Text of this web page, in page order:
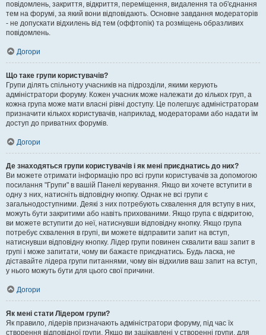
повідомлень, закриття, відкриття, переміщення, видалення та об'єднання
тем на форумі, за який вони відповідають. Основне завдання модераторів
- не допускати відхилень від тем (оффтопік) та розміщень образливих
повідомлень.
Догори
Що таке групи користувачів?
Групи ділять спільноту учасників на підрозділи, якими керують
адміністратори форуму. Кожен учасник може належати до кількох груп, а
кожна група може мати власні рівні доступу. Це полегшує адміністраторам
призначити кількох користувачів, наприклад, модераторами або надати їм
доступ до приватних форумів.
Догори
Де знаходяться групи користувачів і як мені приєднатись до них?
Ви можете отримати інформацію про всі групи користувачів за допомогою
посилання "Групи" в вашій Панелі керування. Якщо ви хочете вступити в
одну з них, натисніть відповідну кнопку. Однак не всі групи є
загальнодоступними. Деякі з них потребують схвалення для вступу в них,
можуть бути закритими або навіть прихованими. Якщо група є відкритою,
ви можете вступити до неї, натиснувши відповідну кнопку. Якщо група
потребує схвалення в групі, ви можете відправити запит на вступ,
натиснувши відповідну кнопку. Лідер групи повинен схвалити ваш запит в
групі і може запитати, чому ви бажаєте приєднатись. Будь ласка, не
діставайте лідера групи питаннями, чому він відхилив ваш запит на вступ,
у нього можуть бути для цього свої причини.
Догори
Як мені стати Лідером групи?
Як правило, лідерів призначають адміністратори форуму, під час їх
створення відповідної групи. Якщо ви зацікавлені у створенні групи, для